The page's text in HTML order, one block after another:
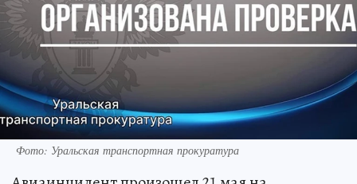
Фото: Уральская транспортная прокуратура